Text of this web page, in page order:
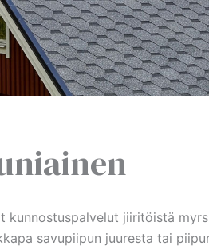
kunnostuspalvelut jiiritöistä
savupiipun juuresta tai